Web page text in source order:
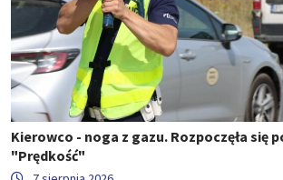
Kierowco - noga z gazu. Rozpoczęła się
"Prędkość"